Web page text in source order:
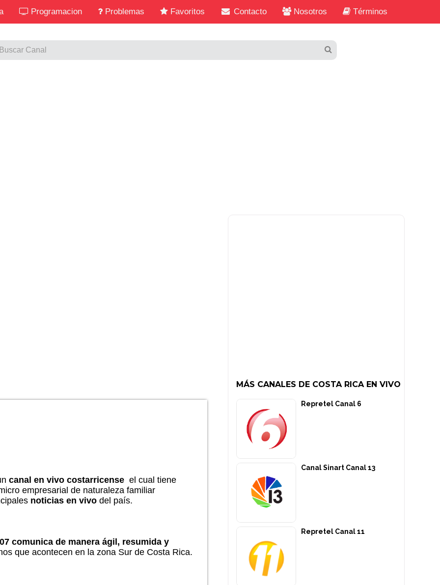
Programacion Problemas Favoritos Contacto Nosotros Términos
canal en vivo costarricense el cual tiene
empresarial de naturaleza familiar
noticias en vivo del país.
comunica de manera ágil, resumida y
que acontecen en la zona Sur de Costa Rica.
MÁS CANALES DE COSTA RICA EN VIVO
Repretel Canal 6
Canal Sinart Canal 13
Repretel Canal 11